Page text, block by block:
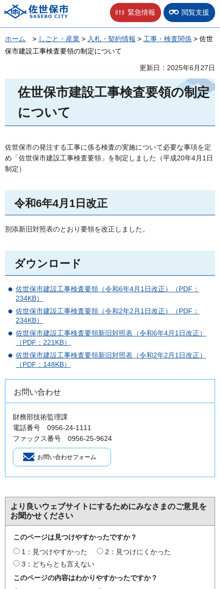
佐世保市 緊急情報 閲覧支援
ホーム > しごと・産業 > 入札・契約情報 > 工事・検査関係 > 佐世
保市建設工事検査要領の制定について
更新日：2025年6月27日
佐世保市建設工事検査要領の制定
について
佐世保市の発注する工事に係る検査の実施について必要な事項を定
め「佐世保市建設工事検査要領」を制定しました（平成20年4月1日
制定）
令和6年4月1日改正
別添新旧対照表のとおり要領を改正しました。
ダウンロード
佐世保市建設工事検査要領（令和6年4月1日改正）（PDF：
234KB）
佐世保市建設工事検査要領（令和2年2月1日改正）（PDF：
234KB）
佐世保市建設工事検査要領新旧対照表（令和6年4月1日改正）
（PDF：221KB）
佐世保市建設工事検査要領新旧対照表（令和2年2月1日改正）
（PDF：148KB）
お問い合わせ
財務部技術監理課
電話番号 0956-24-1111
ファックス番号 0956-25-9624
より良いウェブサイトにするためにみなさまのご意見を
お聞かせください
このページは見つけやすかったですか？
1：見つけやすかった
2：見つけにくかった
3：どちらとも言えない
このページの内容はわかりやすかったですか？